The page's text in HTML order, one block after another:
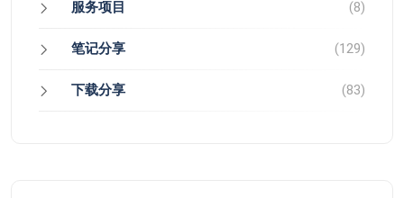
服务项目 (8)
笔记分享 (129)
下载分享 (83)